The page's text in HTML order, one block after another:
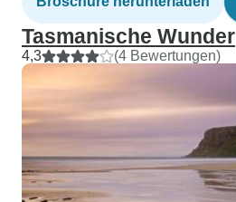
Tasmanische Wunder
4,3 (4 Bewertungen)